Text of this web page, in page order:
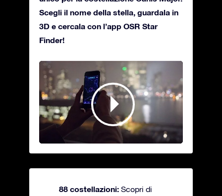
Scegli il nome della stella, guardala in
3D e cercala con l’app OSR Star
Finder!
88 costellazioni: Scopri di